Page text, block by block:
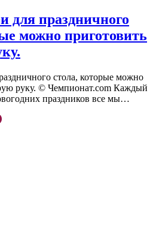
для праздничного
можно приготовить
стола, которые можно
руку. © Чемпионат.com Каждый
праздников все мы…